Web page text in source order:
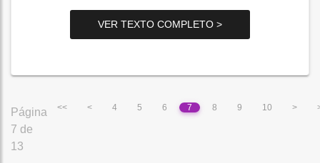
VER TEXTO COMPLETO >
Página
7 de
13
<< < 4 5 6 7 8 9 10 >